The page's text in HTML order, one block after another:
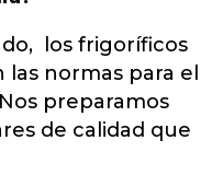
los frigoríficos
normas para el
preparamos
de calidad que